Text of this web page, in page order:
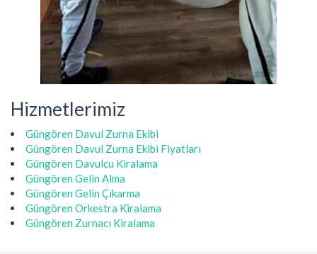
Hizmetlerimiz
Güngören Davul Zurna Ekibi
Güngören Davul Zurna Ekibi Fiyatları
Güngören Davulcu Kiralama
Güngören Gelin Alma
Güngören Gelin Çıkarma
Güngören Orkestra Kiralama
Güngören Zurnacı Kiralama